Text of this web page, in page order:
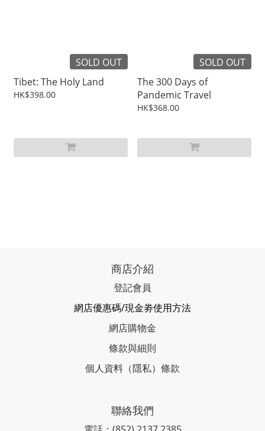
SOLD OUT
Tibet: The Holy Land
HK$398.00
SOLD OUT
The 300 Days of
Pandemic Travel
HK$368.00
商店介紹
登記會員
網店優惠碼/現金劵使用方法
網店購物金
條款與細則
個人資料（隱私）條款
聯絡我們